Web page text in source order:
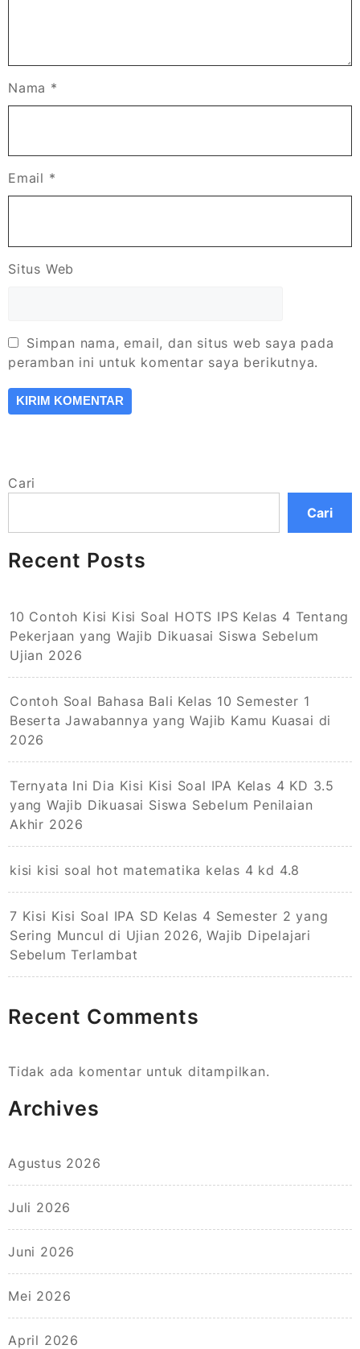
Nama *
Email *
Situs Web
Simpan nama, email, dan situs web saya pada
peramban ini untuk komentar saya berikutnya.
Cari
Cari
Recent Posts
10 Contoh Kisi Kisi Soal HOTS IPS Kelas 4 Tentang
Pekerjaan yang Wajib Dikuasai Siswa Sebelum
Ujian 2026
Contoh Soal Bahasa Bali Kelas 10 Semester 1
Beserta Jawabannya yang Wajib Kamu Kuasai di
2026
Ternyata Ini Dia Kisi Kisi Soal IPA Kelas 4 KD 3.5
yang Wajib Dikuasai Siswa Sebelum Penilaian
Akhir 2026
kisi kisi soal hot matematika kelas 4 kd 4.8
7 Kisi Kisi Soal IPA SD Kelas 4 Semester 2 yang
Sering Muncul di Ujian 2026, Wajib Dipelajari
Sebelum Terlambat
Recent Comments
Tidak ada komentar untuk ditampilkan.
Archives
Agustus 2026
Juli 2026
Juni 2026
Mei 2026
April 2026